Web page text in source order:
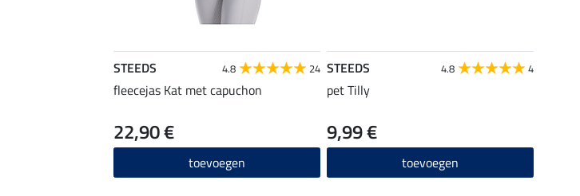
STEEDS 4.8 24
fleecejas Kat met capuchon
22,90 €
toevoegen
STEEDS 4.8 4
pet Tilly
9,99 €
toevoegen